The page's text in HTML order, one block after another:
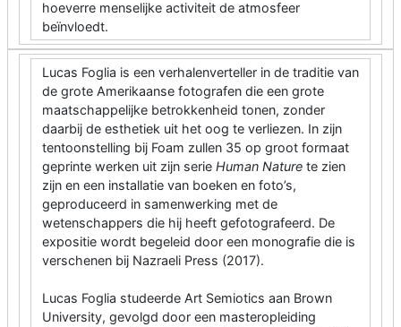
hoeverre menselijke activiteit de atmosfeer
beïnvloedt.
Lucas Foglia is een verhalenverteller in de traditie van
de grote Amerikaanse fotografen die een grote
maatschappelijke betrokkenheid tonen, zonder
daarbij de esthetiek uit het oog te verliezen. In zijn
tentoonstelling bij Foam zullen 35 op groot formaat
geprinte werken uit zijn serie Human Nature te zien
zijn en een installatie van boeken en foto’s,
geproduceerd in samenwerking met de
wetenschappers die hij heeft gefotografeerd. De
expositie wordt begeleid door een monografie die is
verschenen bij Nazraeli Press (2017).
Lucas Foglia studeerde Art Semiotics aan Brown
University, gevolgd door een masteropleiding